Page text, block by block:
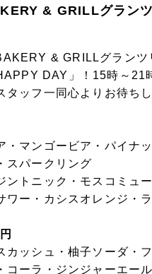
& GRILLグラン
& GRILLグランツ
DAY」！15時～21
タッフ一同心よりお待ちし
・マンゴービア・パイナ
スパークリング
ントニック・モスコミュ
ワー・カシスオレンジ・
カッシュ・柚子ソーダ・
コーラ・ジンジャーエー